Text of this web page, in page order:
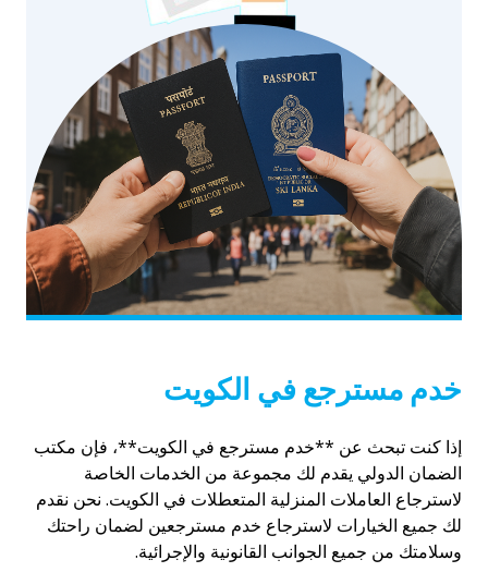
خدم مسترجع في الكويت
إذا كنت تبحث عن **خدم مسترجع في الكويت**، فإن مكتب
الضمان الدولي يقدم لك مجموعة من الخدمات الخاصة
لاسترجاع العاملات المنزلية المتعطلات في الكويت. نحن نقدم
لك جميع الخيارات لاسترجاع خدم مسترجعين لضمان راحتك
وسلامتك من جميع الجوانب القانونية والإجرائية.